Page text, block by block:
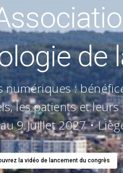
de
:
les patients et
9 Juillet 2027 •
la vidéo de lancement du congrès